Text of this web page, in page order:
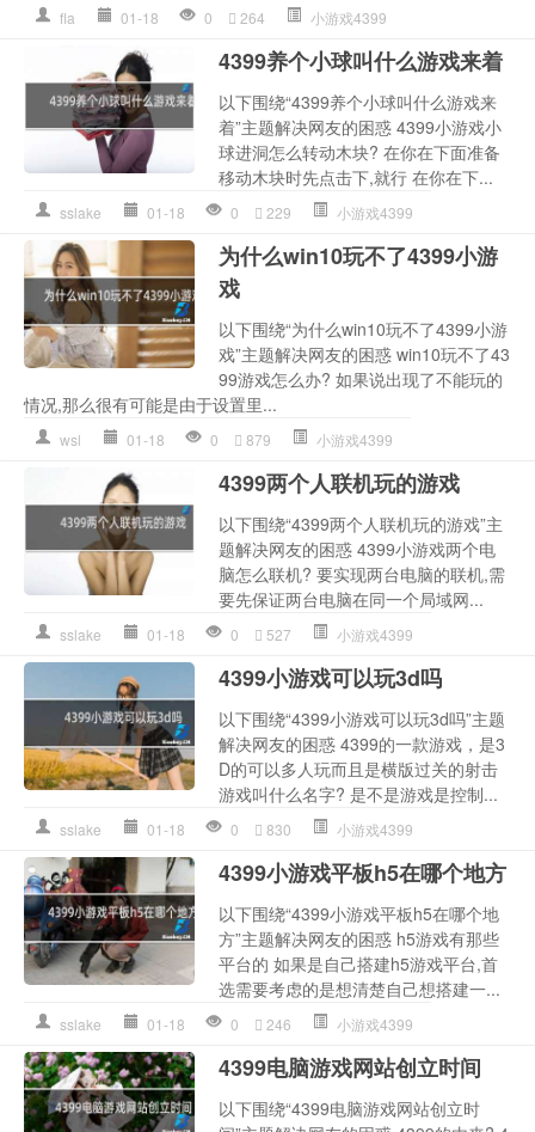
fla 01-18 0 264 小游戏4399
4399养个小球叫什么游戏来着
以下围绕“4399养个小球叫什么游戏来
着”主题解决网友的困惑 4399小游戏小
球进洞怎么转动木块? 在你在下面准备
移动木块时先点击下,就行 在你在下...
sslake 01-18 0 229 小游戏4399
为什么win10玩不了4399小游
戏
以下围绕“为什么win10玩不了4399小游
戏”主题解决网友的困惑 win10玩不了43
99游戏怎么办? 如果说出现了不能玩的
情况,那么很有可能是由于设置里...
wsl 01-18 0 879 小游戏4399
4399两个人联机玩的游戏
以下围绕“4399两个人联机玩的游戏”主
题解决网友的困惑 4399小游戏两个电
脑怎么联机? 要实现两台电脑的联机,需
要先保证两台电脑在同一个局域网...
sslake 01-18 0 527 小游戏4399
4399小游戏可以玩3d吗
以下围绕“4399小游戏可以玩3d吗”主题
解决网友的困惑 4399的一款游戏，是3
D的可以多人玩而且是横版过关的射击
游戏叫什么名字? 是不是游戏是控制...
sslake 01-18 0 830 小游戏4399
4399小游戏平板h5在哪个地方
以下围绕“4399小游戏平板h5在哪个地
方”主题解决网友的困惑 h5游戏有那些
平台的 如果是自己搭建h5游戏平台,首
选需要考虑的是想清楚自己想搭建一...
sslake 01-18 0 246 小游戏4399
4399电脑游戏网站创立时间
以下围绕“4399电脑游戏网站创立时